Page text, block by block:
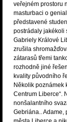
veřejném prostoru
masturbaci o
představené
postrádaly jakékoli
Gabriely Králové
zrušila
zátarasů třemi
rozhodně jiné
kvality původního
Několik poznámek
Centrum Liberce“.
nonšalantního
Gebriána.. Adame,